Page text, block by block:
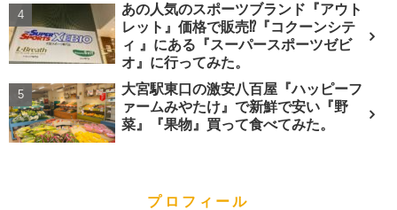
あの人気のスポーツブランド『アウト
レット』価格で販売⁉︎『コクーンシテ
ィ 』にある『スーパースポーツゼビ
オ』に行ってみた。
大宮駅東口の激安八百屋『ハッピーフ
ァームみやたけ』で新鮮で安い『野
菜』『果物』買って食べてみた。
プロフィール